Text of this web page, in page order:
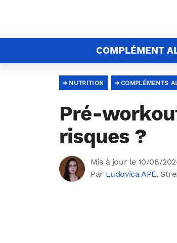
COMPLÉMENT
COMPLÉMENTS
NUTRITION
Pré-
risques ?
Mis à jour le 10/08/
Par Ludovica APE,